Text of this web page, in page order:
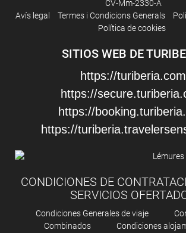
Pàrquing
Instal·lacions de negocis
Centre de nogocis
Sales de reunions
Planxa de pantalons
CV-Mm-2330-A
Avís legal
Termes i Condicions Generals
Política de cookies
SITIOS WEB DE
https://turiberia.com
https://
https://
https://
CONDICIONES DE
SERVICIOS
Condiciones Generales de viaje
Combinados
Condiciones